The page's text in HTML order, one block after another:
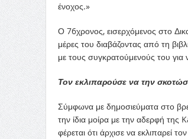
ένοχος.»
Ο 76χρονος, εισερχόμενος στο
μέρες του διαβάζοντας από τη
με τους συγκρατούμενούς του για
Τον εκλιπαρούσε να την
Σύμφωνα με δημοσιεύματα στο
την ίδια μοίρα με την αδερφή της
φέρεται ότι άρχισε να εκλιπαρεί